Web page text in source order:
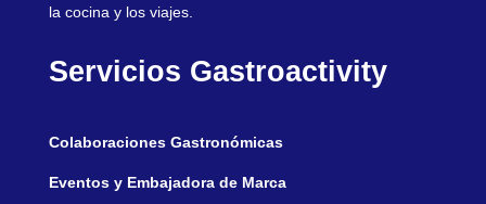
la cocina y los viajes.
Servicios Gastroactivity
Colaboraciones Gastronómicas
Eventos y Embajadora de Marca